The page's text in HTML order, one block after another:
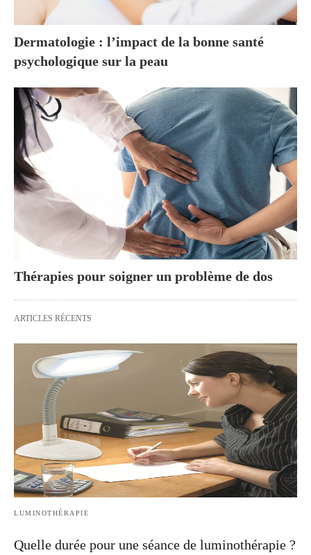
Dermatologie : l’impact de la bonne santé
psychologique sur la peau
Thérapies pour soigner un problème de dos
ARTICLES RÉCENTS
LUMINOTHÉRAPIE
Quelle durée pour une séance de luminothérapie ?